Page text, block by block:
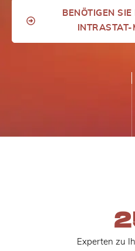
BENÖTIGEN
Experten zu